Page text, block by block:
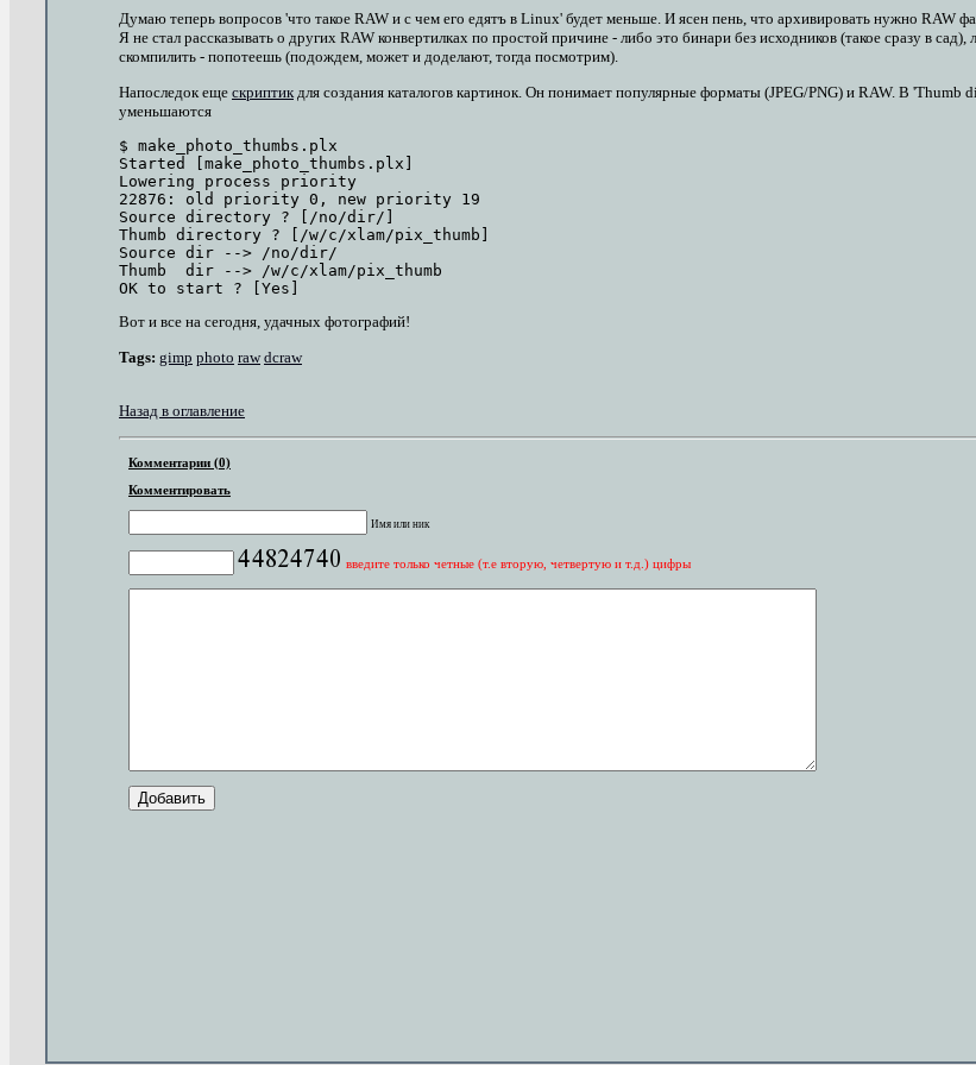
Думаю теперь вопросов 'что такое RAW и с чем его едятъ в Linux' будет меньше. И ясен пень, что архивировать нужно RAW
Я не стал рассказывать о других RAW конвертилках по простой причине - либо это бинари без исходников (такое сразу в
скомпилить - попотеешь (подождем, может и доделают, тогда посмотрим).
Напоследок еще скриптик для создания каталогов картинок. Он понимает популярные форматы (JPEG/PNG) и RAW. В 'Thumb
уменьшаются
$ make_photo_thumbs.plx
Started [make_photo_thumbs.plx]
Lowering process priority
22876: old priority 0, new priority 19
Source directory ? [/no/dir/]
Thumb directory ? [/w/c/xlam/pix_thumb]
Source dir --> /no/dir/
Thumb  dir --> /w/c/xlam/pix_thumb
Вот и все на сегодня, удачных фотографий!
Tags: gimp photo raw dcraw
Назад в оглавление